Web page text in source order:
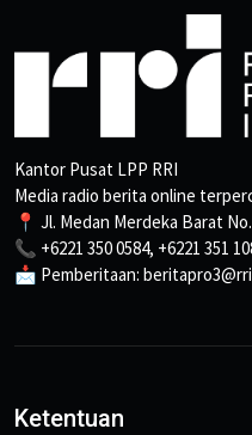
Kantor Pusat LPP RRI
Media radio berita online
📍 Jl. Medan Merdeka Barat
📞 +6221 350 0584, +6221 351
📩 Pemberitaan:
Ketentuan